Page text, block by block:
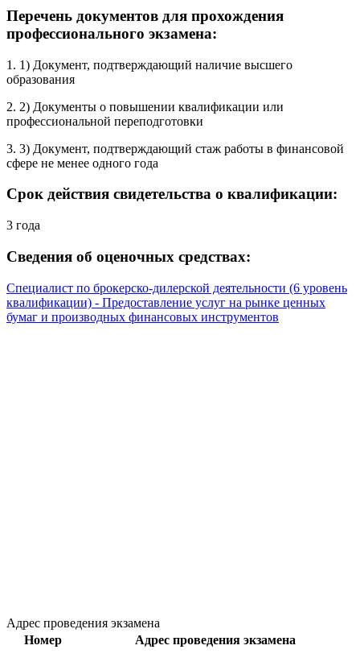
Перечень документов для прохождения
профессионального экзамена:
1. 1) Документ, подтверждающий наличие высшего
образования
2. 2) Документы о повышении квалификации или
профессиональной переподготовки
3. 3) Документ, подтверждающий стаж работы в финансовой
сфере не менее одного года
Срок действия свидетельства о квалификации:
3 года
Сведения об оценочных средствах:
Специалист по брокерско-дилерской деятельности (6 уровень
квалификации) - Предоставление услуг на рынке ценных
бумаг и производных финансовых инструментов
Адрес проведения экзамена
Номер
Адрес проведения экзамена